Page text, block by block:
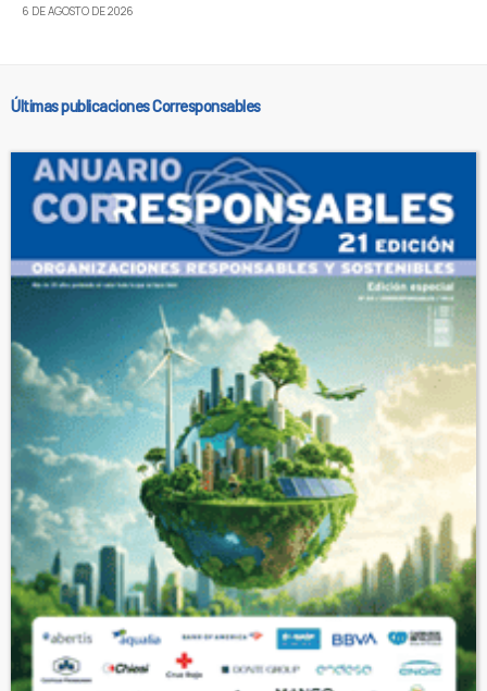
6 DE AGOSTO DE 2026
Últimas publicaciones Corresponsables